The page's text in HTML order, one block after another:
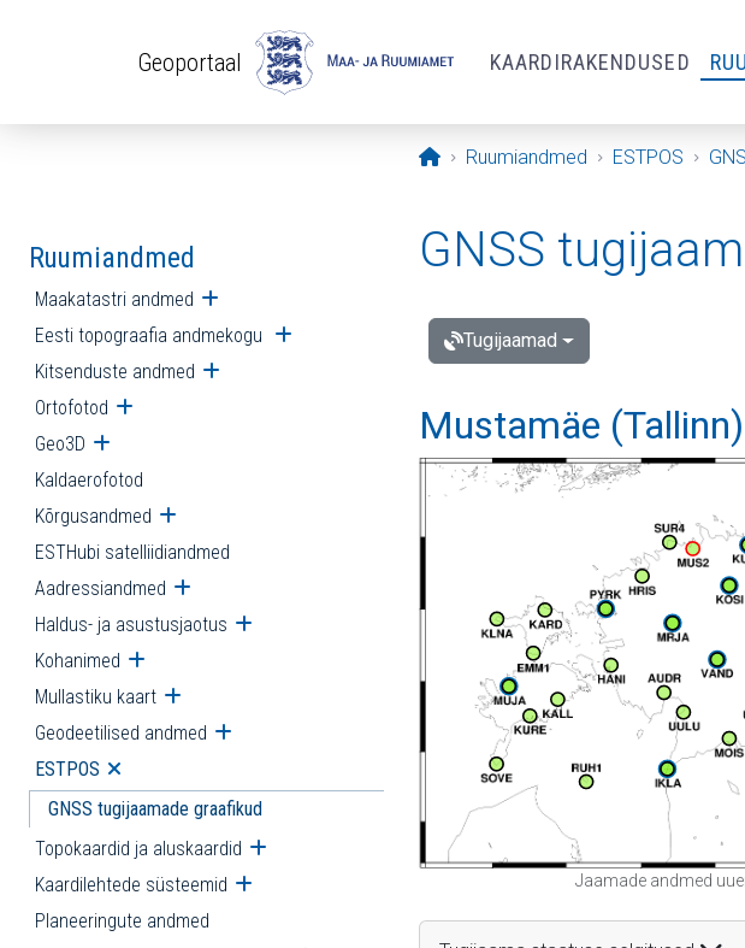
Geoportaal KAARDIRAKENDUSED
Avaleht
Ruumiandmed ESTPOS
Ruumiandmed
Maakatastri andmed Ava alammenüü
Eesti topograafia andmekogu Ava alammenüü
Kitsenduste andmed Ava alammenüü
Ortofotod Ava alammenüü
Geo3D Ava alammenüü
Kaldaerofotod
Kõrgusandmed Ava alammenüü
ESTHubi satelliidiandmed
Aadressiandmed Ava alammenüü
Haldus- ja asustusjaotus Ava alammenüü
Kohanimed Ava alammenüü
Mullastiku kaart Ava alammenüü
Geodeetilised andmed Ava alammenüü
ESTPOS Ava alammenüü
GNSS tugijaamade graafikud
Topokaardid ja aluskaardid Ava alammenüü
Kaardilehtede süsteemid Ava alammenüü
Planeeringute andmed
GNSS
Tugijaamad
Mustamäe
Jaamade andmed